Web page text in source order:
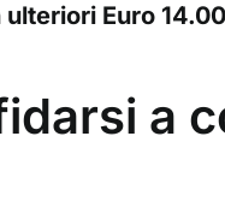
Euro
a